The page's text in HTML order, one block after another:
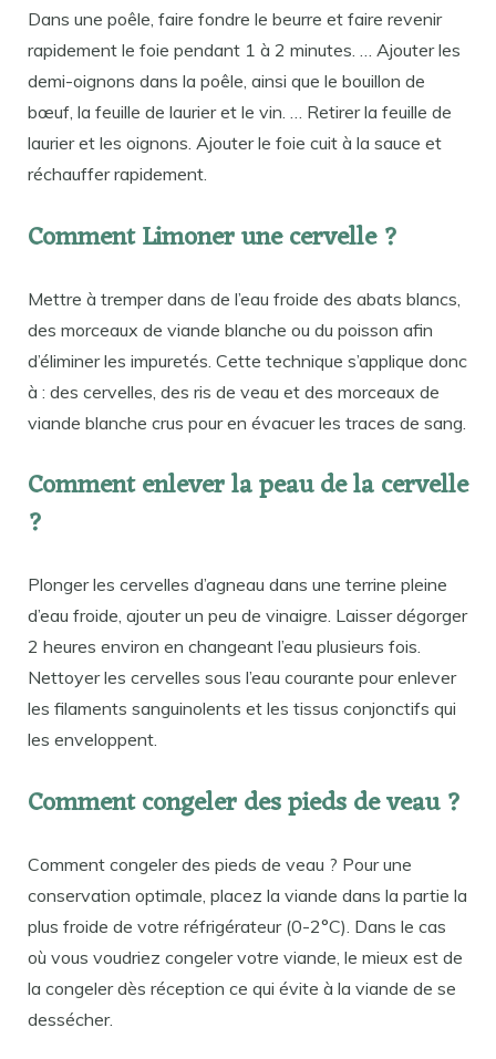
Dans une poêle, faire fondre le beurre et faire revenir
rapidement le foie pendant 1 à 2 minutes. … Ajouter les
demi-oignons dans la poêle, ainsi que le bouillon de
bœuf, la feuille de laurier et le vin. … Retirer la feuille de
laurier et les oignons. Ajouter le foie cuit à la sauce et
réchauffer rapidement.
Comment Limoner une cervelle ?
Mettre à tremper dans de l’eau froide des abats blancs,
des morceaux de viande blanche ou du poisson afin
d’éliminer les impuretés. Cette technique s’applique donc
à : des cervelles, des ris de veau et des morceaux de
viande blanche crus pour en évacuer les traces de sang.
Comment enlever la peau de la cervelle
?
Plonger les cervelles d’agneau dans une terrine pleine
d’eau froide, ajouter un peu de vinaigre. Laisser dégorger
2 heures environ en changeant l’eau plusieurs fois.
Nettoyer les cervelles sous l’eau courante pour enlever
les filaments sanguinolents et les tissus conjonctifs qui
les enveloppent.
Comment congeler des pieds de veau ?
Comment congeler des pieds de veau ? Pour une
conservation optimale, placez la viande dans la partie la
plus froide de votre réfrigérateur (0-2°C). Dans le cas
où vous voudriez congeler votre viande, le mieux est de
la congeler dès réception ce qui évite à la viande de se
dessécher.